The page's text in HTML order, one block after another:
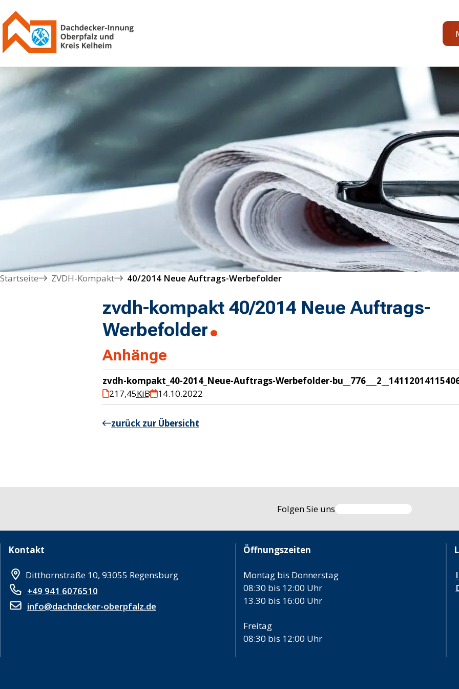
Startseite ZVDH-Kompakt 40/2014 Neue Auftrags-Werbefolder
zvdh-kompakt 40/2014 Neue Auftrags-
Werbefolder
Anhänge
zvdh-kompakt_40-2014_Neue-Auftrags-Werbefolder-
217,45KiB 14.10.2022
zurück zur Übersicht
Folgen Sie uns
Kontakt
Ditthornstraße 10, 93055 Regensburg
+49 941 6076510
info@dachdecker-oberpfalz.de
Öffnungszeiten
Montag bis Donnerstag
08:30 bis 12:00 Uhr
13.30 bis 16:00 Uhr
Freitag
08:30 bis 12:00 Uhr